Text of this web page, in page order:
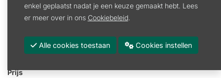
Waardebon
Promoties
Voorraad
Op reservatie of binnenkort terug voorradig
Prijs
enkel geplaatst nadat je een keuze gemaakt hebt. Lees
er meer over in ons Cookiebeleid.
Alle cookies toestaan Cookies instellen